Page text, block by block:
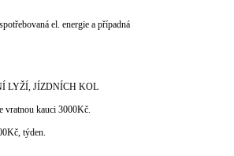
el. energie a případná
LYŽÍ, JÍZDNÍCH KOL
vratnou kauci 3000Kč.
týden.